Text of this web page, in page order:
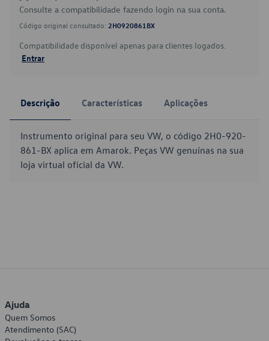
Consulte a compatibilidade fazendo login na sua conta.
Código original consultado: 2H0920861BX
Compatibilidade disponível apenas para clientes logados.
Entrar
Descrição Características Aplicações
Instrumento original para seu VW, o código 2H0-920-
861-BX aplica em Amarok. Peças VW genuínas na sua
loja virtual oficial da VW.
Ajuda
Quem Somos
Atendimento (SAC)